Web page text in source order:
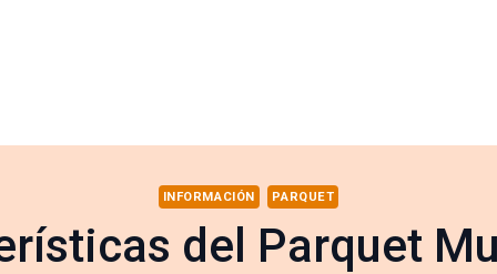
INFORMACIÓN PARQUET
del Parquet